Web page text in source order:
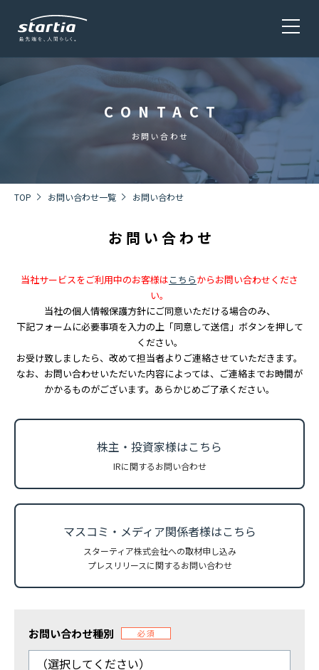
SERVICE
会社概要
COMPANY
IR・CSR
採用情報
RECRUIT
パートナー募集
PARTNER
CONTACT
スターティアの
複合機などのOA機器の導入ご検討、
オフィス移転や新設のご相談はこちらから
CONTACT
お問い合わせ
TOP お問い合わせ一覧 お問い合わせ
お問い合わせ
当社サービスをご利用中のお客様はこちらからお問い合わせくださ
い。
当社の個人情報保護方針にご同意いただける場合のみ、
下記フォームに必要事項を入力の上「同意して送信」ボタンを押して
ください。
お受け致しましたら、改めて担当者よりご連絡させていただきます。
なお、お問い合わせいただいた内容によっては、ご連絡までお時間が
かかるものがございます。あらかじめご了承ください。
株主・投資家様はこちら
IRに関するお問い合わせ
マスコミ・メディア関係者様はこちら
スターティア株式会社への取材申し込み
プレスリリースに関するお問い合わせ
お問い合わせ種別 必須